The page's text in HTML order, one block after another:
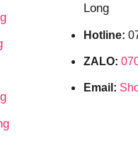
Long
Hotline:
ZALO:
Email: